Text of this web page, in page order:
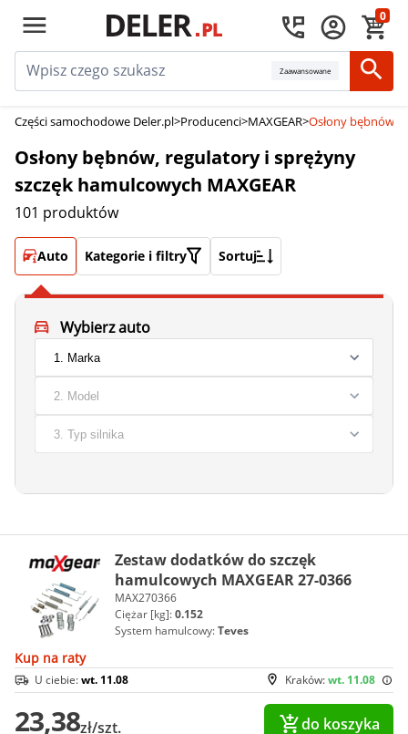
0
Zaawansowane
Części samochodowe Deler.pl>Producenci>MAXGEAR>Osłony bębnów,
Osłony bębnów, regulatory i sprężyny
szczęk hamulcowych MAXGEAR
101 produktów
Auto Kategorie i filtry Sortuj
Wybierz auto
Zestaw dodatków do szczęk
hamulcowych MAXGEAR 27-0366
MAX270366
Ciężar [kg]:0.152
System hamulcowy:Teves
Kup na raty
Kraków:wt. 11.08
U ciebie:wt. 11.08
23,38zł/szt. do koszyka